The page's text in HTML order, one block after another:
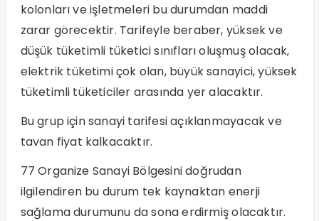
kolonları ve işletmeleri bu durumdan maddi
zarar görecektir. Tarifeyle beraber, yüksek ve
düşük tüketimli tüketici sınıfları oluşmuş olacak,
elektrik tüketimi çok olan, büyük sanayici, yüksek
tüketimli tüketiciler arasında yer alacaktır.
Bu grup için sanayi tarifesi açıklanmayacak ve
tavan fiyat kalkacaktır.
77 Organize Sanayi Bölgesini doğrudan
ilgilendiren bu durum tek kaynaktan enerji
sağlama durumunu da sona erdirmiş olacaktır.